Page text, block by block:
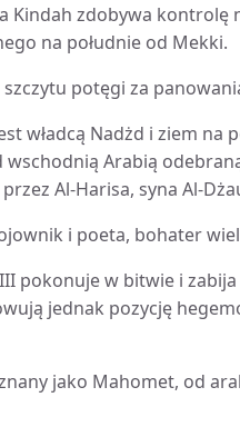
Kindah zdobywa kontrolę
na południe od Mekki.
potęgi za
władcą Nadżd i ziem na
Arabią
Al-Harisa, syna Al-
i poeta, bohater
pokonuje w bitwie i
jednak pozycję
jako Mahomet, od